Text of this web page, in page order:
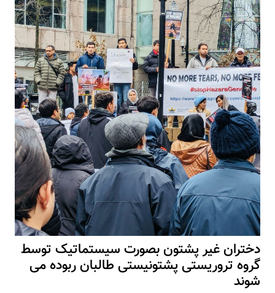
دختران غیر پشتون بصورت سیستماتیک توسط
گروه تروریستی پشتونیستی طالبان ربوده می
شوند